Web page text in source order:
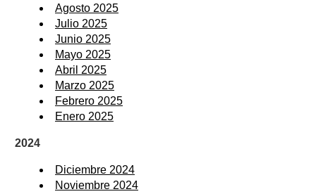
Agosto 2025
Julio 2025
Junio 2025
Mayo 2025
Abril 2025
Marzo 2025
Febrero 2025
Enero 2025
2024
Diciembre 2024
Noviembre 2024